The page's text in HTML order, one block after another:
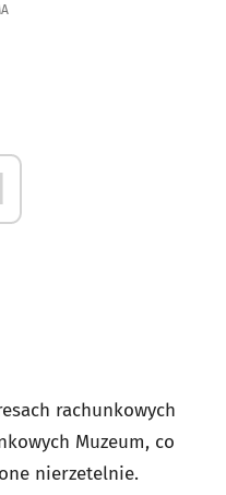
rachunkowych
Muzeum, co
nierzetelnie.